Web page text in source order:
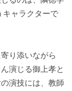
キャラクターで
り添いながら
演じる御上孝と
演技には、教師